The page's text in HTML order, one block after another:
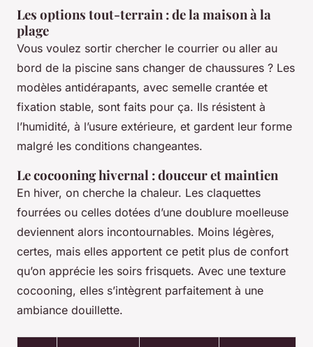
Les options tout-terrain : de la maison à la
plage
Vous voulez sortir chercher le courrier ou aller au
bord de la piscine sans changer de chaussures ? Les
modèles antidérapants, avec semelle crantée et
fixation stable, sont faits pour ça. Ils résistent à
l’humidité, à l’usure extérieure, et gardent leur forme
malgré les conditions changeantes.
Le cocooning hivernal : douceur et maintien
En hiver, on cherche la chaleur. Les claquettes
fourrées ou celles dotées d’une doublure moelleuse
deviennent alors incontournables. Moins légères,
certes, mais elles apportent ce petit plus de confort
qu’on apprécie les soirs frisquets. Avec une texture
cocooning, elles s’intègrent parfaitement à une
ambiance douillette.